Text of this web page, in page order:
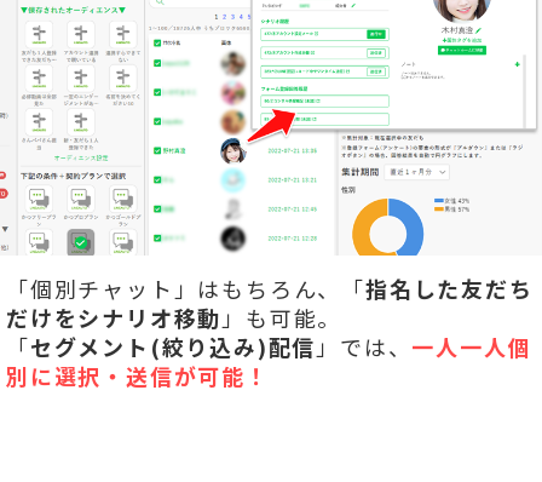
「個別チャット」はもちろん、「指名した友だち
だけをシナリオ移動 」も可能。
「セグメント(絞り込み)配信 」では、 一人一人個
別に選択・送信が可能！